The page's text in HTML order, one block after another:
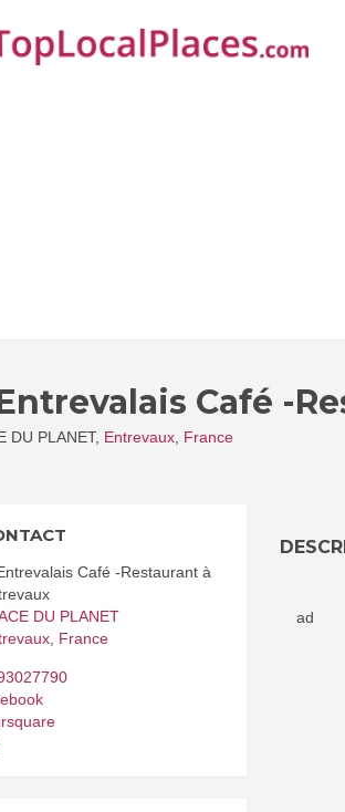
Café -
DU PLANET, Entrevaux France
ad
Café -Restaurant à
DU PLANET
France